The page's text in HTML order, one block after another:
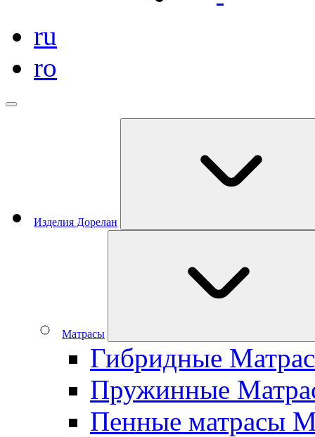
ru
ro
Изделия Дорелан
Матрасы
Гибридные
Пружинные
Пенные матрасы